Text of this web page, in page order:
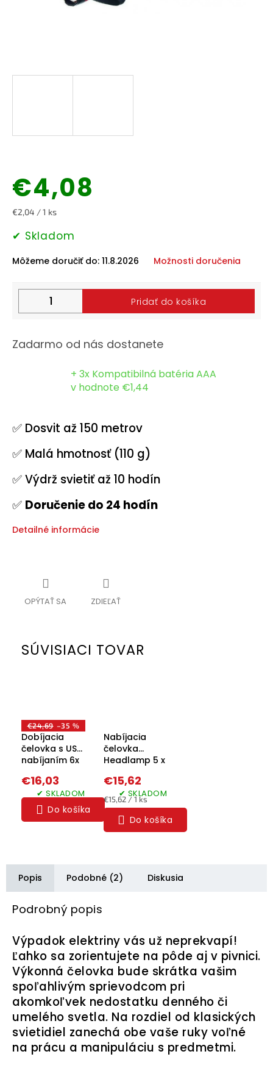
deti
Chovateľské
potreby
Šport
outdoor
Halloween
€4,08
Jednotková
€2,04 / 1 ks
✔ Skladom
Môžeme doručiť do: 11.8.2026 Možnosti doručenia
Pridať do košíka
Zadarmo od nás dostanete
+ 3x Kompatibilná batéria AAA
v hodnote €1,44
✅ Dosvit až 150 metrov
✅ Malá hmotnosť (110 g)
✅ Výdrž svietiť až 10 hodín
✅ Doručenie do 24 hodín
Detailné informácie
OPÝTAŤ SA ZDIEĽAŤ
SÚVISIACI TOVAR
€24,69 –35 %
Dobíjacia
čelovka s USB
nabíjaním 6x
COB
✔ SKLADOM
€16,03
Do košíka
Nabíjacia
čelovka
Headlamp 5 x
✔ SKLADOM
€15,62
Jednotková
cena:
€15,62 / 1 ks
Do košíka
Popis Podobné (2) Diskusia
Podrobný popis
Výpadok elektriny vás už neprekvapí!
Ľahko sa zorientujete na pôde aj v pivnici.
Výkonná čelovka bude skrátka vašim
spoľahlivým sprievodcom pri
akomkoľvek nedostatku denného či
umelého svetla. Na rozdiel od klasických
svietidiel zanechá obe vaše ruky voľné
na prácu a manipuláciu s predmetmi.